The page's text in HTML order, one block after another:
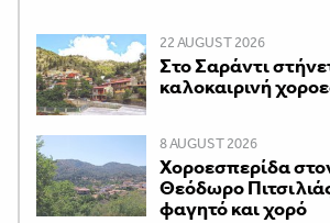
22 AUGUST 2026
Στο Σαράντι
καλοκαιρινή
8 AUGUST 2026
Χοροεσπερίδα
Θεόδωρο
φαγητό και χορό